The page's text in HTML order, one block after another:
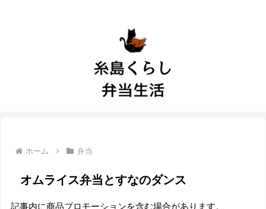
ホーム 弁当
オムライス弁当とすなのダンス
記事内に商品プロモーションを含む場合があります。